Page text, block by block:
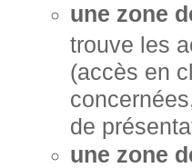
une zone
trouve les
(accès en
de
une zone